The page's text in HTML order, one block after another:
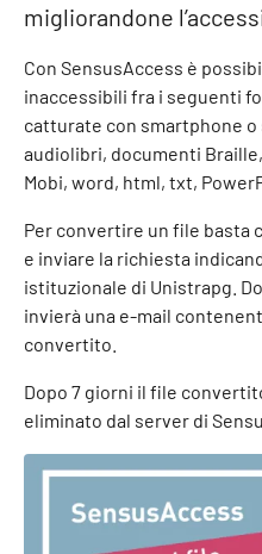
migliorandone
Con SensusAccess è
inaccessibili fra i seguenti
catturate con smartphone o
audiolibri, documenti
Mobi, word, html, txt,
Per convertire un file basta
e inviare la richiesta
istituzionale di Unistrapg.
invierà una e-mail
convertito.
Dopo 7 giorni il file
eliminato dal server di